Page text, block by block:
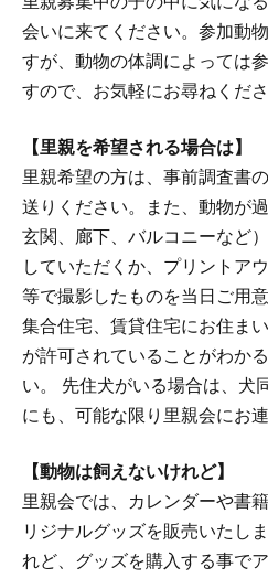
会いに来てください。参加動
すが、動物の体調によっては
すので、お気軽にお尋ねくださ
【里親を希望される場合は】
里親希望の方は、事前調査書の
送りください。また、動物が
玄関、廊下、バルコニーなど
していただくか、プリントア
等で撮影したものを当日ご用意
集合住宅、賃貸住宅にお住ま
が許可されていることがわか
い。 先住犬がいる場合は、犬
にも、可能な限り里親会にお
【動物は飼えないけれど】
里親会では、カレンダーや書
リジナルグッズを販売いたし
れど、グッズを購入する事で